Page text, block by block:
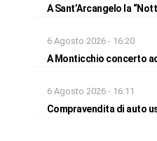
A Sant’Arcangelo la
6 Agosto 2026 - 16:20
A Monticchio concerto
6 Agosto 2026 - 16:11
Compravendita di auto